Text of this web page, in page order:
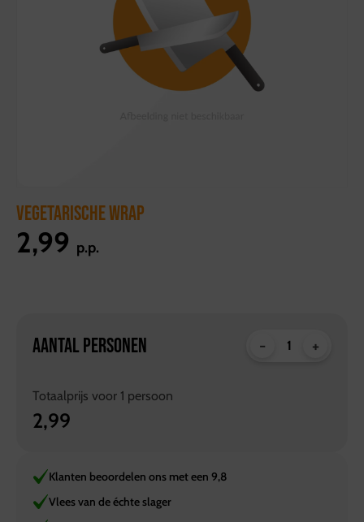
VEGETARISCHE WRAP
2,99 p.p.
AANTAL PERSONEN - +
Totaalprijs voor 1 persoon
2,99
Klanten beoordelen ons met een 9,8
Vlees van de échte slager